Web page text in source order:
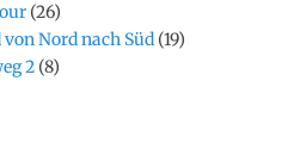
(26)
Nord nach Süd (19)
2 (8)